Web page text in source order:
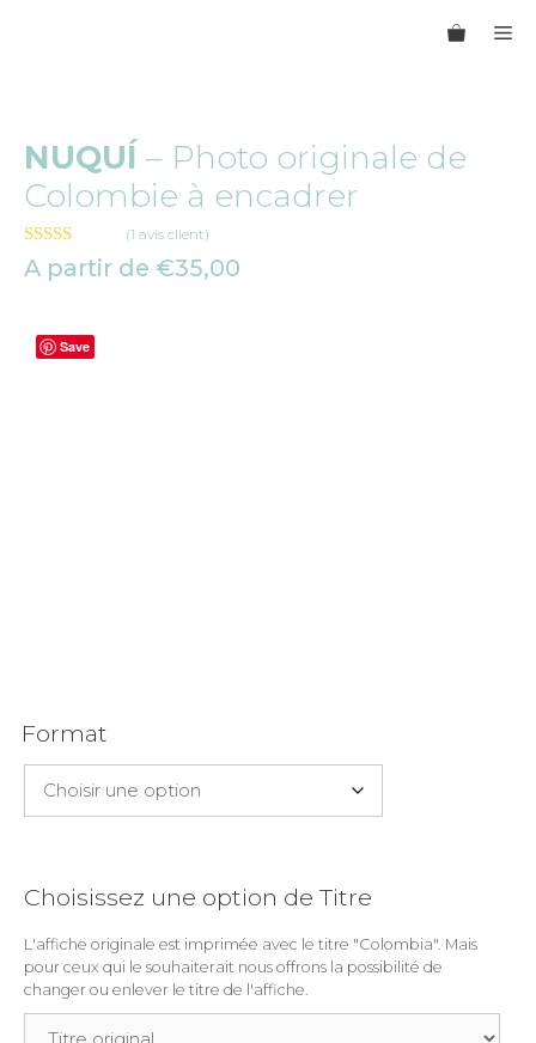
NUQUÍ – Photo originale de
Colombie à encadrer
5.00sur 5
(1 avis client)
A partir de €35,00
Save
Format
Choisissez une option de Titre
L'affiche originale est imprimée avec le titre "Colombia". Mais
pour ceux qui le souhaiterait nous offrons la possibilité de
changer ou enlever le titre de l'affiche.